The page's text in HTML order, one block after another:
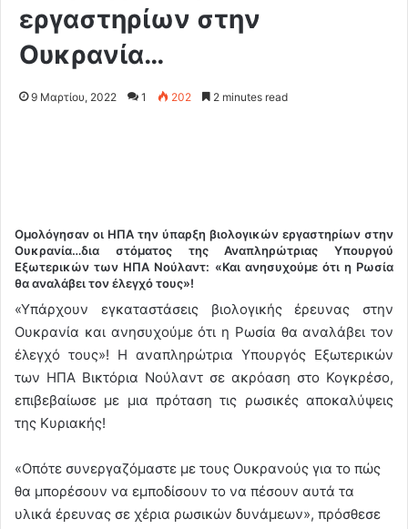
εργαστηρίων στην
Ουκρανία…
9 Μαρτίου, 2022 1 202 2 minutes read
Ομολόγησαν οι ΗΠΑ την ύπαρξη βιολογικών εργαστηρίων στην
Ουκρανία…δια στόματος της Αναπληρώτριας Υπουργού
Εξωτερικών των ΗΠΑ Νούλαντ: «Και ανησυχούμε ότι η Ρωσία
θα αναλάβει τον έλεγχό τους»!
«Υπάρχουν εγκαταστάσεις βιολογικής έρευνας στην
Ουκρανία και ανησυχούμε ότι η Ρωσία θα αναλάβει τον
έλεγχό τους»! Η αναπληρώτρια Υπουργός Εξωτερικών
των ΗΠΑ Βικτόρια Νούλαντ σε ακρόαση στο Κογκρέσο,
επιβεβαίωσε με μια πρόταση τις ρωσικές αποκαλύψεις
της Κυριακής!
«Οπότε συνεργαζόμαστε με τους Ουκρανούς για το πώς
θα μπορέσουν να εμποδίσουν το να πέσουν αυτά τα
υλικά έρευνας σε χέρια ρωσικών δυνάμεων», πρόσθεσε